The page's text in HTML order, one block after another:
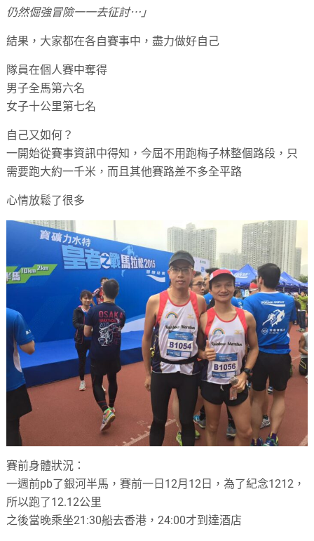
仍然倔強冒險一一去征討⋯」
結果，大家都在各自賽事中，盡力做好自己
隊員在個人賽中奪得
男子全馬第六名
女子十公里第七名
自己又如何？
一開始從賽事資訊中得知，今屆不用跑梅子林整個路段，只
需要跑大約一千米，而且其他賽路差不多全平路
心情放鬆了很多
賽前身體狀況：
一週前pb了銀河半馬，賽前一日12月12日，為了紀念1212，
所以跑了12.12公里
之後當晚乘坐21:30船去香港，24:00才到達酒店